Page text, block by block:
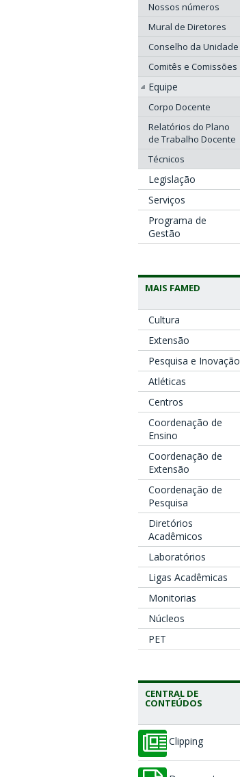
Nossos números
Mural de Diretores
Conselho da Unidade
Comitês e Comissões
Equipe
Corpo Docente
Relatórios do Plano
de Trabalho Docente
Técnicos
Legislação
Serviços
Programa de
Gestão
MAIS FAMED
Cultura
Extensão
Pesquisa e Inovação
Atléticas
Centros
Coordenação de
Ensino
Coordenação de
Extensão
Coordenação de
Pesquisa
Diretórios
Acadêmicos
Laboratórios
Ligas Acadêmicas
Monitorias
Núcleos
PET
CENTRAL DE
CONTEÚDOS
Clipping